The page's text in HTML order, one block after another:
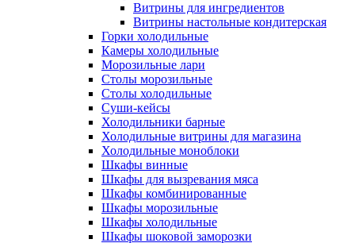
Витрины для ингредиентов
Витрины настольные кондитерская
Горки холодильные
Камеры холодильные
Морозильные лари
Столы морозильные
Столы холодильные
Суши-кейсы
Холодильники барные
Холодильные витрины для магазина
Холодильные моноблоки
Шкафы винные
Шкафы для вызревания мяса
Шкафы комбинированные
Шкафы морозильные
Шкафы холодильные
Шкафы шоковой заморозки